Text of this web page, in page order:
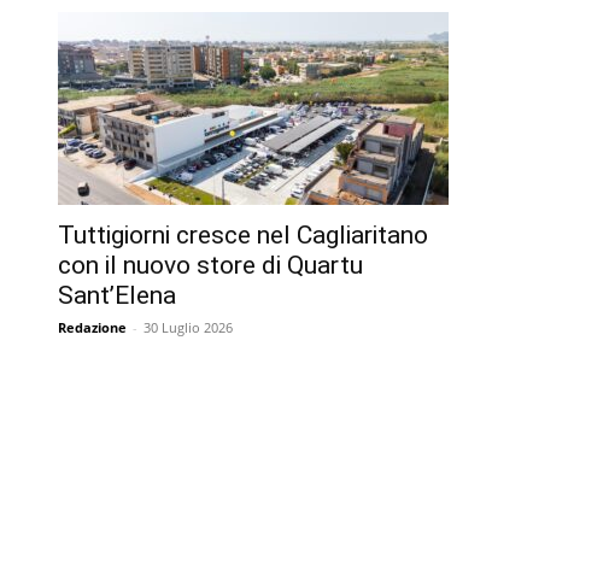
Tuttigiorni cresce nel Cagliaritano
con il nuovo store di Quartu
Sant’Elena
Redazione - 30 Luglio 2026